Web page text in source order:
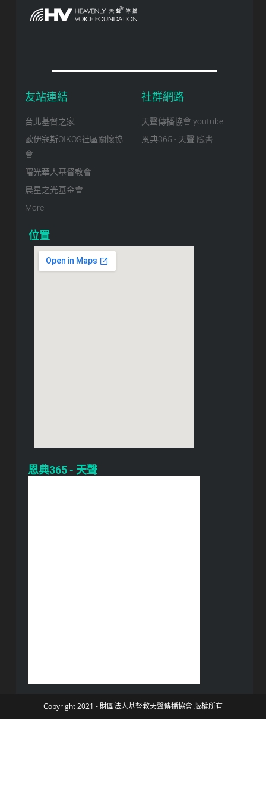
友站連結
台北基督之家
歐伊寇斯OIKOS社區關懷協
會
曙光華人基督教會
晨星之光基金會
More
社群網路
天聲傳播協會 youtube
恩典365 - 天聲 臉書
位置
恩典365 - 天聲
Copyright 2021 - 財團法人基督教天聲傳播協會 版權所有